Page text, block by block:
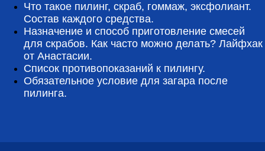
Что такое пилинг, скраб, гоммаж, эксфолиант.
Состав каждого средства.
Назначение и способ приготовление смесей
для скрабов. Как часто можно делать? Лайфхак
от Анастасии.
Список противопоказаний к пилингу.
Обязательное условие для загара после
пилинга.